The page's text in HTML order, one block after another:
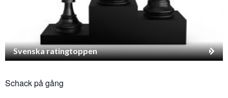
Svenska ratingtoppen
Schack på gång